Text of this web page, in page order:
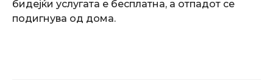
бидејќи услугата е бесплатна, а отпадот се
подигнува од дома.